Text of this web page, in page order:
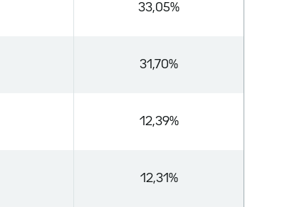
33,05%
31,70%
12,39%
12,31%